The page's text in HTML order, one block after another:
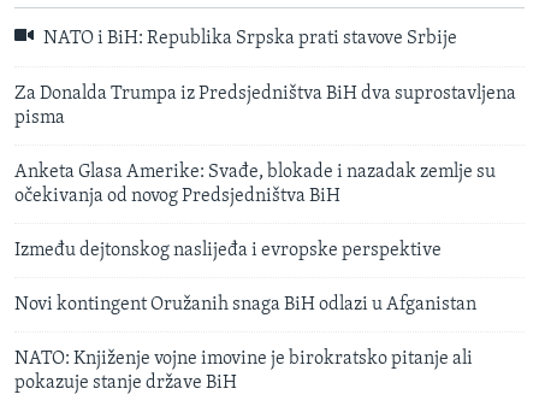
NATO i BiH: Republika Srpska prati stavove Srbije
Za Donalda Trumpa iz Predsjedništva BiH dva suprostavljena
pisma
Anketa Glasa Amerike: Svađe, blokade i nazadak zemlje su
očekivanja od novog Predsjedništva BiH
Između dejtonskog naslijeđa i evropske perspektive
Novi kontingent Oružanih snaga BiH odlazi u Afganistan
NATO: Knjiženje vojne imovine je birokratsko pitanje ali
pokazuje stanje države BiH